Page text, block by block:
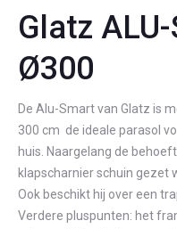
Glatz
Ø300
De Alu-Smart van Glatz is
300 cm de ideale parasol
huis. Naargelang de
klapscharnier schuin gezet
Ook beschikt hij over een
Verdere pluspunten: het